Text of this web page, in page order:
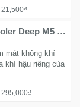
21,500₫
Deep M5 để
mát không khí
khí hậu riêng của
295,000₫